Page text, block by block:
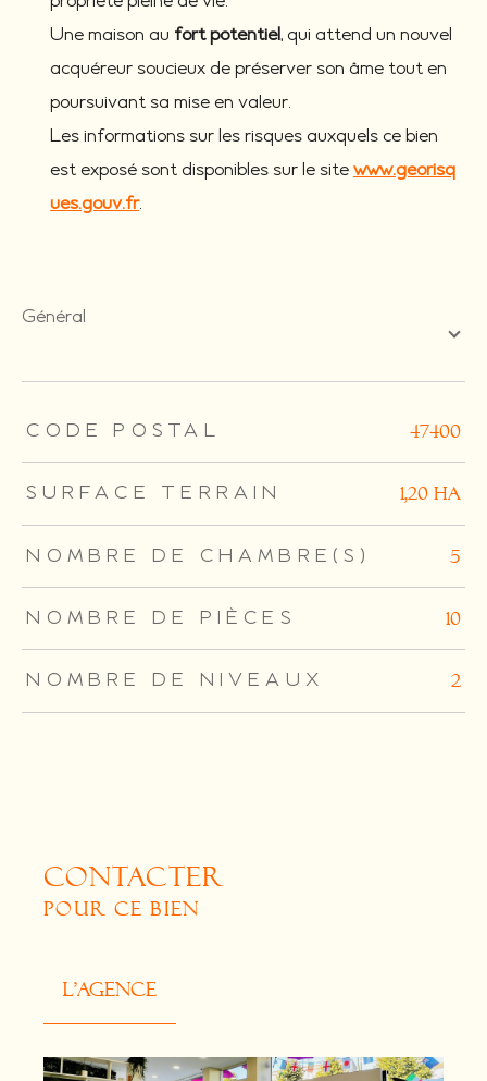
Une maison au fort potentiel, qui attend un nouvel
acquéreur soucieux de préserver son âme tout en
poursuivant sa mise en valeur.
Les informations sur les risques auxquels ce bien
est exposé sont disponibles sur le sitewww.georisq
ues.gouv.fr.
général
TRAD_ZEPHYR_Caracteristique TRAD_ZEPHYR_Valeurs
CODE POSTAL 47400
SURFACE TERRAIN 1,20 ha
NOMBRE DE CHAMBRE(S) 5
NOMBRE DE PIÈCES 10
NOMBRE DE NIVEAUX 2
CONTACTER
POUR CE BIEN
L'agence